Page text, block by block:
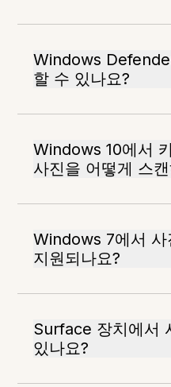
Windows
할 수 있나요?
Windows 10에서
사진을 어떻게 스
Windows 7에서 사
지원되나요?
Surface 장치에서
있나요?